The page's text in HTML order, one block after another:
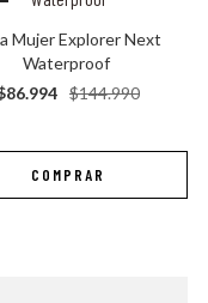
Mujer Explorer Next
Waterproof
$144.990
86.994